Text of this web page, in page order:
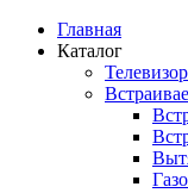
Главная
Каталог